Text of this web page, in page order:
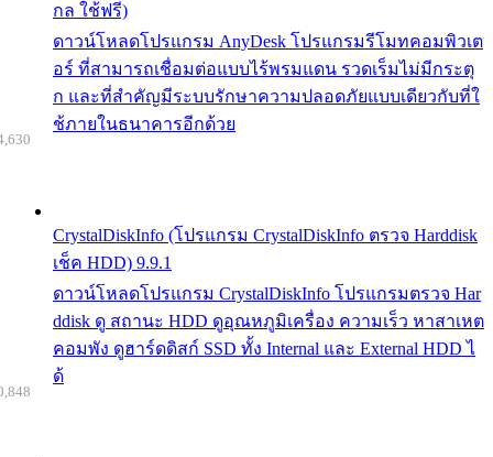
กล ใช้ฟรี)
ดาวน์โหลดโปรแกรม AnyDesk โปรแกรมรีโมทคอมพิวเต
อร์ ที่สามารถเชื่อมต่อแบบไร้พรมแดน รวดเร็มไม่มีกระตุ
ก และที่สำคัญมีระบบรักษาความปลอดภัยแบบเดียวกับที่ใ
ช้ภายในธนาคารอีกด้วย
CrystalDiskInfo (โปรแกรม CrystalDiskInfo ตรวจ Harddisk
เช็ค HDD) 9.9.1
ดาวน์โหลดโปรแกรม CrystalDiskInfo โปรแกรมตรวจ Har
ddisk ดู สถานะ HDD ดูอุณหภูมิเครื่อง ความเร็ว หาสาเหต
คอมพัง ดูฮาร์ดดิสก์ SSD ทั้ง Internal และ External HDD ไ
ด้